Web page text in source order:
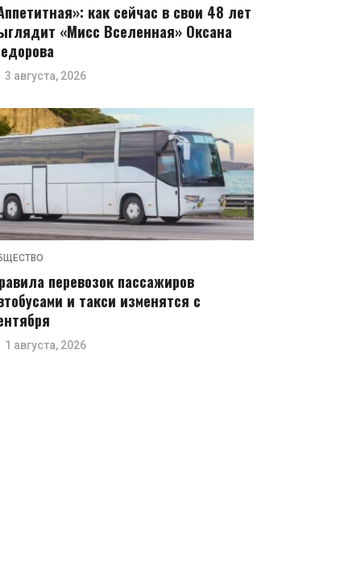
как сейчас в свои 48 лет
«Мисс Вселенная» Оксана
3 августа, 2026
перевозок пассажиров
и такси изменятся с
1 августа, 2026